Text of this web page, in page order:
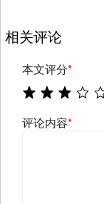
相关评论
本文评分*
评论内容*